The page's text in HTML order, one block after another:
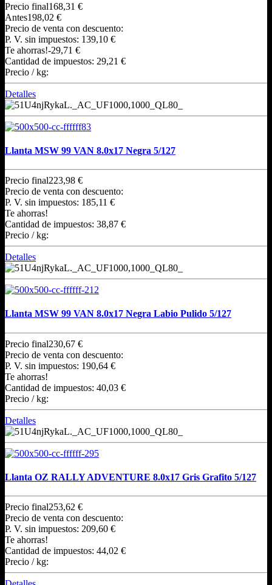
Precio final168,31 €
Antes198,02 €
Precio de venta con descuento:
P. V. sin impuestos: 139,10 €
Te ahorras!-29,71 €
Cantidad de impuestos: 29,21 €
Precio / kg:
Detalles
Llanta MSW 99 VAN 8.0x17 Negra 5/127
Precio final223,98 €
Precio de venta con descuento:
P. V. sin impuestos: 185,11 €
Te ahorras!
Cantidad de impuestos: 38,87 €
Precio / kg:
Detalles
Llanta MSW 99 VAN 8.0x17 Negra Labio Pulido 5/127
Precio final230,67 €
Precio de venta con descuento:
P. V. sin impuestos: 190,64 €
Te ahorras!
Cantidad de impuestos: 40,03 €
Precio / kg:
Detalles
Llanta OZ RALLY ADVENTURE 8.0x17 Gris Grafito 5/127
Precio final253,62 €
Precio de venta con descuento:
P. V. sin impuestos: 209,60 €
Te ahorras!
Cantidad de impuestos: 44,02 €
Precio / kg: